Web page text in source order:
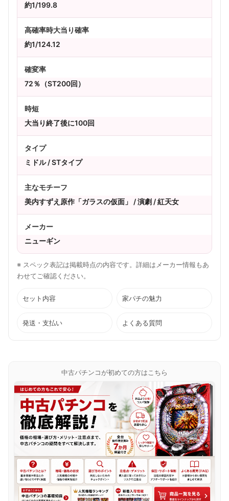
約1/199.8
高確率時大当り確率
約1/124.12
確変率
72％（ST200回）
時短
大当り終了後に100回
タイプ
ミドル / STタイプ
主なモチーフ
美内すずえ原作「ガラスの仮面」 / 演劇 / 紅天女
メーカー
ニューギン
※ スペック表記は掲載時点の内容です。詳細はメーカー情報もあ
わせてご確認ください。
セット内容 家パチの魅力
発送・支払い よくある質問
中古パチンコが初めての方はこちら